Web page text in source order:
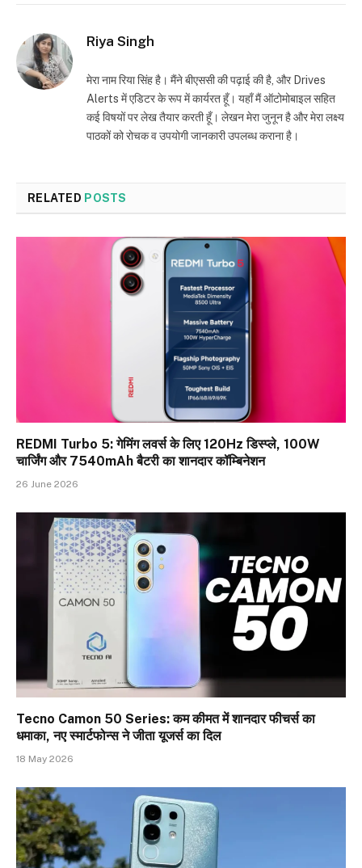
Riya Singh
मेरा नाम रिया सिंह है। मैंने बीएससी की पढ़ाई की है, और Drives
Alerts में एडिटर के रूप में कार्यरत हूँ। यहाँ मैं ऑटोमोबाइल सहित
कई विषयों पर लेख तैयार करती हूँ। लेखन मेरा जुनून है और मेरा लक्ष्य
पाठकों को रोचक व उपयोगी जानकारी उपलब्ध कराना है।
RELATED POSTS
REDMI Turbo 5: गेमिंग लवर्स के लिए 120Hz डिस्प्ले, 100W
चार्जिंग और 7540mAh बैटरी का शानदार कॉम्बिनेशन
26 June 2026
Tecno Camon 50 Series: कम कीमत में शानदार फीचर्स का
धमाका, नए स्मार्टफोन्स ने जीता यूजर्स का दिल
18 May 2026